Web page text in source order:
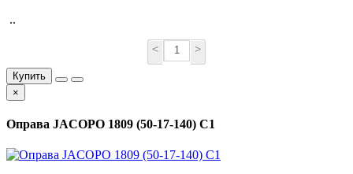
..
< >
Купить
×
Оправа JACOPO 1809 (50-17-140) C1